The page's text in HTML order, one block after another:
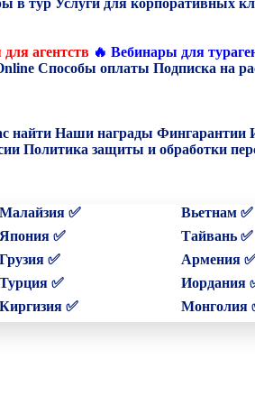
агентств 🔥 Вебинары для
Способы оплаты Подписка на
найти Наши награды Фингарантии
Политика защиты и обработки
Малайзия ✅ Вьетнам ✅
Япония ✅ Тайвань ✅
Грузия ✅ Армения
Турция ✅ Иордания
Киргизия ✅ Монголия